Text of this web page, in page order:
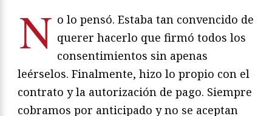
N o lo pensó. Estaba tan convencido de
querer hacerlo que firmó todos los
consentimientos sin apenas
leérselos. Finalmente, hizo lo propio con el
contrato y la autorización de pago. Siempre
cobramos por anticipado y no se aceptan